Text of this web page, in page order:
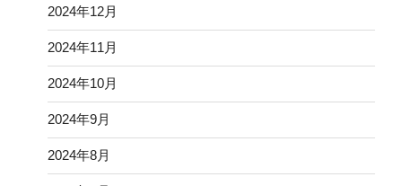
2024年12月
2024年11月
2024年10月
2024年9月
2024年8月